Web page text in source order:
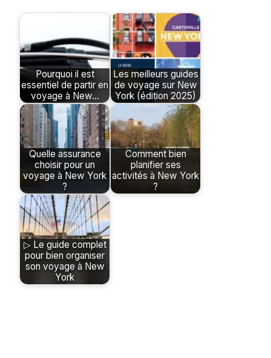
Pourquoi il est
essentiel de partir en
voyage à New…
Les meilleurs guides
de voyage sur New
York (édition 2025)
Quelle assurance
choisir pour un
voyage à New York
?
Comment bien
planifier ses
activités à New York
?
▷ Le guide complet
pour bien organiser
son voyage à New
York